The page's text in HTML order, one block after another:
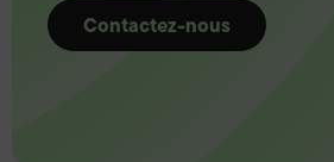
Contactez-nous